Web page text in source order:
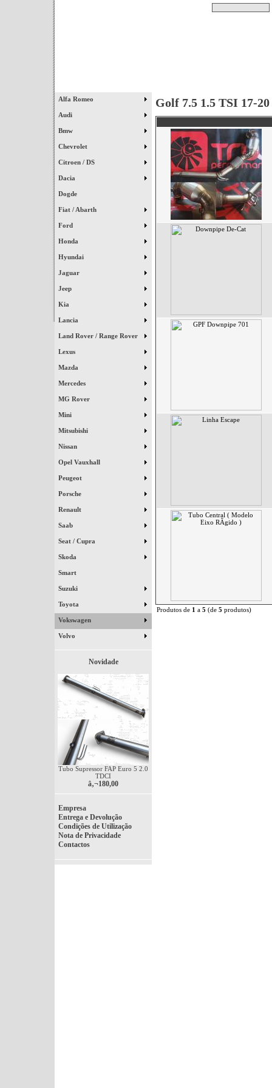
Alfa Romeo
Audi
Bmw
Chevrolet
Citroen / DS
Dacia
Dogde
Fiat / Abarth
Ford
Honda
Hyundai
Jaguar
Jeep
Kia
Lancia
Land Rover / Range Rover
Lexus
Mazda
Mercedes
MG Rover
Mini
Mitsubishi
Nissan
Opel Vauxhall
Peugeot
Porsche
Renault
Saab
Seat / Cupra
Skoda
Smart
Suzuki
Toyota
Vokswagen
Volvo
Novidade
Tubo Supressor FAP Euro 5 2.0
TDCI
â‚¬180,00
Empresa
Entrega e Devolução
Condições de Utilização
Nota de Privacidade
Contactos
Golf 7.5 1.5 TSI 17-20
Produtos de 1 a 5 (de 5 produtos)